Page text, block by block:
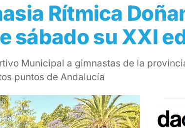
Rítmica
sábado su XXI
Municipal a gimnastas de la
puntos de Andalucía